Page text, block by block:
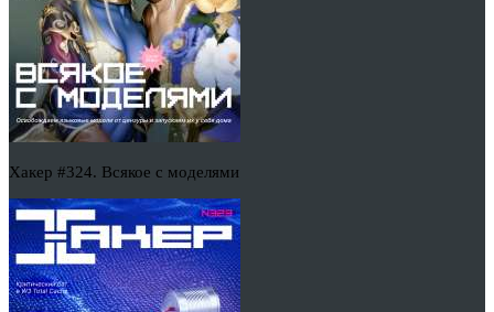
Хакер #324. Всякое с моделями